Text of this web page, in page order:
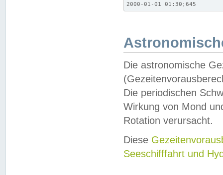
2000-01-01 01:30;645
Die astronomische
Die periodischen
Wirkung von Mond
Rotation verursacht.
Diese
Seeschifffahrt und